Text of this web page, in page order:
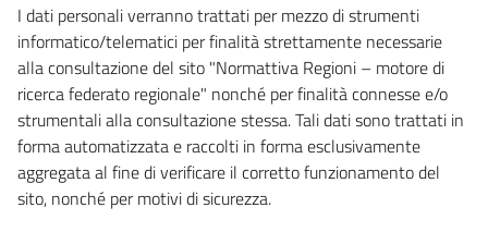
I dati personali verranno trattati per mezzo di strumenti
informatico/telematici per finalità strettamente necessarie
alla consultazione del sito "Normattiva Regioni – motore di
ricerca federato regionale" nonché per finalità connesse e/o
strumentali alla consultazione stessa. Tali dati sono trattati in
forma automatizzata e raccolti in forma esclusivamente
aggregata al fine di verificare il corretto funzionamento del
sito, nonché per motivi di sicurezza.